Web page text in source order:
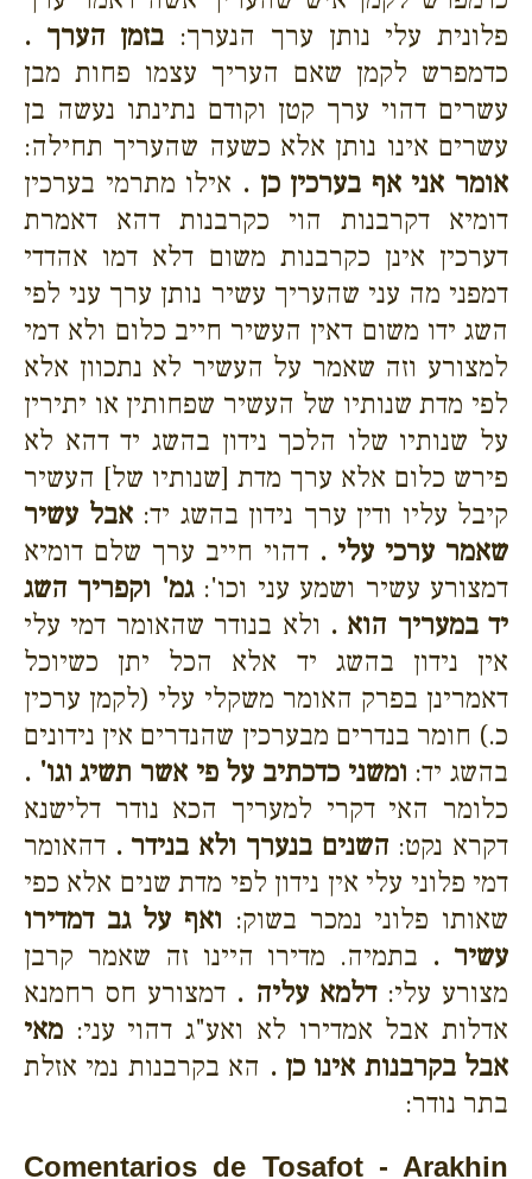
פלונית עלי נותן ערך הנערך: בזמן הערך .
כדמפרש לקמן שאם העריך עצמו פחות מבן
עשרים דהוי ערך קטן וקודם נתינתו נעשה בן
עשרים אינו נותן אלא כשעה שהעריך תחילה:
אומר אני אף בערכין כן . אילו מתרמי בערכין
דומיא דקרבנות הוי כקרבנות דהא דאמרת
דערכין אינן כקרבנות משום דלא דמו אהדדי
דמפני מה עני שהעריך עשיר נותן ערך עני לפי
השג ידו משום דאין העשיר חייב כלום ולא דמי
למצורע וזה שאמר על העשיר לא נתכוון אלא
לפי מדת שנותיו של העשיר שפחותין או יתירין
על שנותיו שלו הלכך נידון בהשג יד דהא לא
פירש כלום אלא ערך מדת [שנותיו של] העשיר
קיבל עליו ודין ערך נידון בהשג יד:אבל עשיר
שאמר ערכי עלי . דהוי חייב ערך שלם דומיא
דמצורע עשיר ושמע עני וכו':גמ' וקפריך השג
יד במעריך הוא . ולא בנודר שהאומר דמי עלי
אין נידון בהשג יד אלא הכל יתן כשיוכל
דאמרינן בפרק האומר משקלי עלי (לקמן ערכין
כ.) חומר בנדרים מבערכין שהנדרים אין נידונים
בהשג יד: ומשני כדכתיב על פי אשר תשיג וגו' .
כלומר האי דקרי למעריך הכא נודר דלישנא
דקרא נקט: השנים בנערך ולא בנידר . דהאומר
דמי פלוני עלי אין נידון לפי מדת שנים אלא כפי
שאותו פלוני נמכר בשוק: ואף על גב דמדירו
עשיר . בתמיה. מדירו היינו זה שאמר קרבן
מצורע עלי:דלמא עליה . דמצורע חס רחמנא
אדלות אבל אמדירו לא ואע"ג דהוי עני: מאי
אבל בקרבנות אינו כן . הא בקרבנות נמי אזלת
בתר נודר:
Comentarios de Tosafot - Arakhin